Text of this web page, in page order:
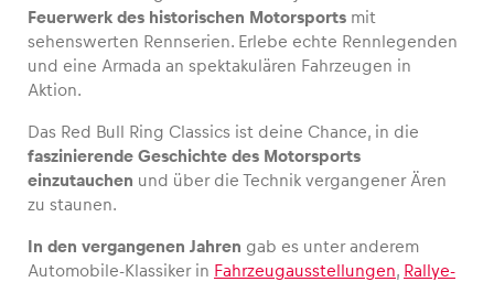
Fahrzeug
Alle anzeigen
Feuerwerk des historischen Motorsports mit
sehenswerten Rennserien. Erlebe echte Rennlegenden
und eine Armada an spektakulären Fahrzeugen in
Aktion.
Das Red Bull Ring Classics ist deine Chance, in die
faszinierende Geschichte des Motorsports
einzutauchen und über die Technik vergangener Ären
zu staunen.
In den vergangenen Jahren gab es unter anderem
Automobile-Klassiker in Fahrzeugausstellungen, Rallye-